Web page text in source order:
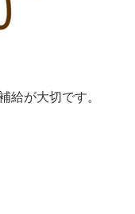
給が大切です。